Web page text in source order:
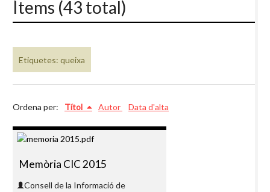
Ítems (43 total)
Etiquetes: queixa
Ordena per: Títol Autor Data d'alta
Memòria CIC 2015
Consell de la Informació de